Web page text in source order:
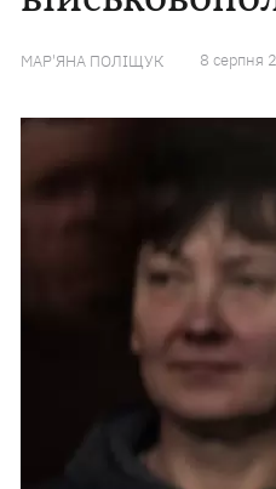
МАР'ЯНА ПОЛІЩУК 8 серпня